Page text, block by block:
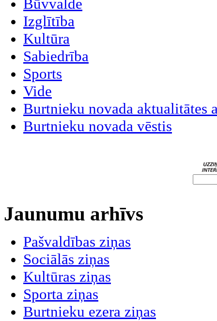
Būvvalde
Izglītība
Kultūra
Sabiedrība
Sports
Vide
Burtnieku novada aktualitātes
Burtnieku novada vēstis
Jaunumu arhīvs
Pašvaldības ziņas
Sociālās ziņas
Kultūras ziņas
Sporta ziņas
Burtnieku ezera ziņas